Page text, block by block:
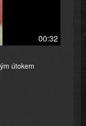
00:32
útokem